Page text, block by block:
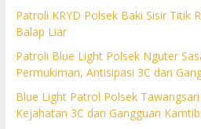
Patroli KRYD Polsek Baki Sisir Titik
Balap Liar
Patroli Blue Light Polsek Nguter
Permukiman, Antisipasi 3C dan
Blue Light Patrol Polsek
Kejahatan 3C dan Gangguan